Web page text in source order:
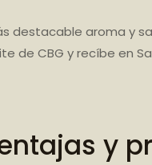
destacable aroma y
de CBG y recíbe en
y